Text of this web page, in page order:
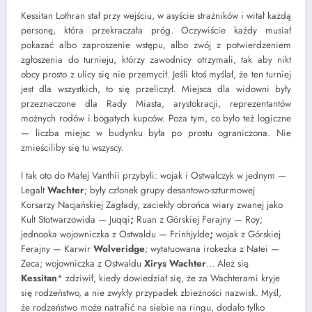
Kessitan Lothran stał przy wejściu, w asyście strażników i witał każdą
personę, która przekraczała próg. Oczywiście każdy musiał
pokazać albo zaproszenie wstępu, albo zwój z potwierdzeniem
zgłoszenia do turnieju, którzy zawodnicy otrzymali, tak aby nikt
obcy prosto z ulicy się nie przemycił. Jeśli ktoś myślał, że ten turniej
jest dla wszystkich, to się przeliczył. Miejsca dla widowni były
przeznaczone dla Rady Miasta, arystokracji, reprezentantów
możnych rodów i bogatych kupców. Poza tym, co było też logiczne
— liczba miejsc w budynku była po prostu ograniczona. Nie
zmieściliby się tu wszyscy.
I tak oto do Małej Vanthii przybyli: wojak i Ostwalczyk w jednym —
LegaltWachter; były członek grupy desantowo-szturmowej
Korsarzy Nacjańskiej Zagłady, zaciekły obrońca wiary zwanej jako
Kult Stotwarzowida — Juqqi; Ruan z Górskiej Ferajny — Roy;
jednooka wojowniczka z Ostwaldu — Frinhjylde; wojak z Górskiej
Ferajny — Karwir Wolveridge; wytatuowana irokezka z Natei —
Zeca; wojowniczka z Ostwaldu Xirys Wachter… Ależ się
Kessitan* zdziwił, kiedy dowiedział się, że za Wachterami kryje
się rodzeństwo, a nie zwykły przypadek zbieżności nazwisk. Myśl,
że rodzeństwo może natrafić na siebie na ringu, dodało tylko